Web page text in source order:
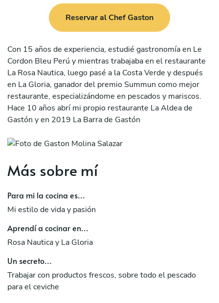
Reservar al Chef Gaston
Con 15 años de experiencia, estudié gastronomía en Le
Cordon Bleu Perú y mientras trabajaba en el restaurante
La Rosa Nautica, luego pasé a la Costa Verde y después
en La Gloria, ganador del premio Summun como mejor
restaurante, especializándome en pescados y mariscos.
Hace 10 años abrí mi propio restaurante La Aldea de
Gastón y en 2019 La Barra de Gastón
Más sobre mí
Para mi la cocina es...
Mi estilo de vida y pasión
Aprendí a cocinar en...
Rosa Nautica y La Gloria
Un secreto...
Trabajar con productos frescos, sobre todo el pescado
para el ceviche